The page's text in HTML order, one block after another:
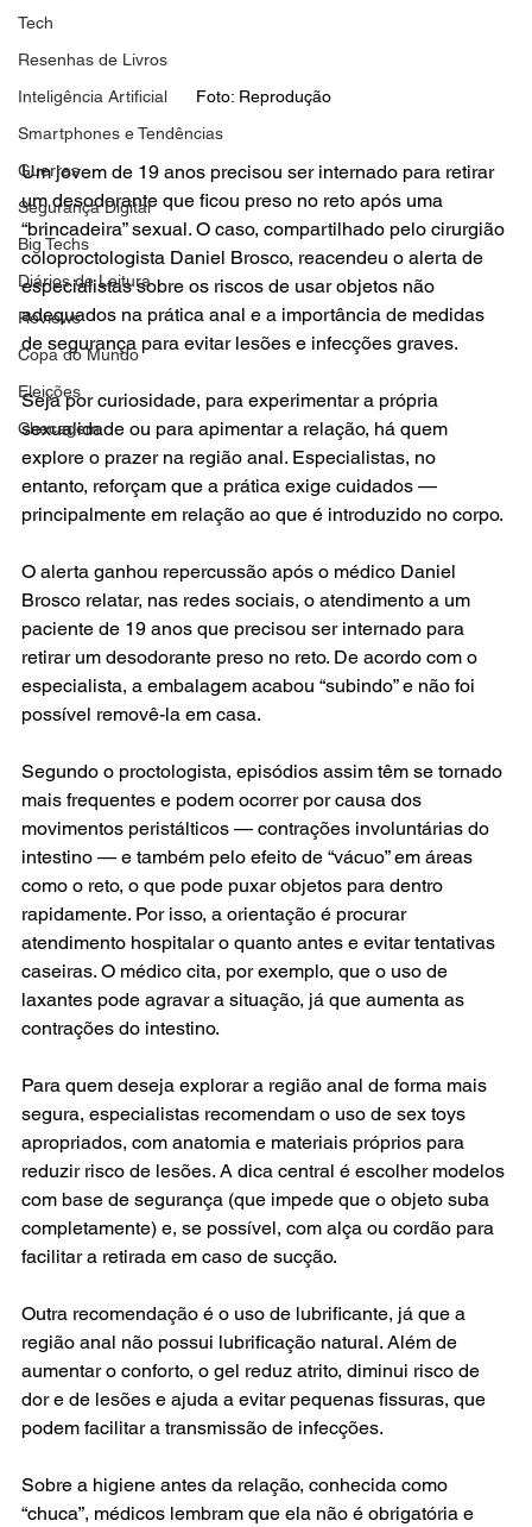
Tech
Resenhas de Livros
Inteligência Artificial
Smartphones e Tendências
Guerras
Segurança Digital
Big Techs
Diários de Leitura
Reviews
Copa do Mundo
Eleições
Checagem
Foto: Reprodução
Um jovem de 19 anos precisou ser internado para retirar
um desodorante que ficou preso no reto após uma
“brincadeira” sexual. O caso, compartilhado pelo cirurgião
coloproctologista Daniel Brosco, reacendeu o alerta de
especialistas sobre os riscos de usar objetos não
adequados na prática anal e a importância de medidas
de segurança para evitar lesões e infecções graves.
Seja por curiosidade, para experimentar a própria
sexualidade ou para apimentar a relação, há quem
explore o prazer na região anal. Especialistas, no
entanto, reforçam que a prática exige cuidados —
principalmente em relação ao que é introduzido no corpo.
O alerta ganhou repercussão após o médico Daniel
Brosco relatar, nas redes sociais, o atendimento a um
paciente de 19 anos que precisou ser internado para
retirar um desodorante preso no reto. De acordo com o
especialista, a embalagem acabou “subindo” e não foi
possível removê-la em casa.
Segundo o proctologista, episódios assim têm se tornado
mais frequentes e podem ocorrer por causa dos
movimentos peristálticos — contrações involuntárias do
intestino — e também pelo efeito de “vácuo” em áreas
como o reto, o que pode puxar objetos para dentro
rapidamente. Por isso, a orientação é procurar
atendimento hospitalar o quanto antes e evitar tentativas
caseiras. O médico cita, por exemplo, que o uso de
laxantes pode agravar a situação, já que aumenta as
contrações do intestino.
Para quem deseja explorar a região anal de forma mais
segura, especialistas recomendam o uso de sex toys
apropriados, com anatomia e materiais próprios para
reduzir risco de lesões. A dica central é escolher modelos
com base de segurança (que impede que o objeto suba
completamente) e, se possível, com alça ou cordão para
facilitar a retirada em caso de sucção.
Outra recomendação é o uso de lubrificante, já que a
região anal não possui lubrificação natural. Além de
aumentar o conforto, o gel reduz atrito, diminui risco de
dor e de lesões e ajuda a evitar pequenas fissuras, que
podem facilitar a transmissão de infecções.
Sobre a higiene antes da relação, conhecida como
“chuca”, médicos lembram que ela não é obrigatória e